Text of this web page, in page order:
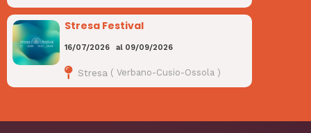
Stresa Festival
16/07/2026 al 09/09/2026
Stresa ( Verbano-Cusio-Ossola)